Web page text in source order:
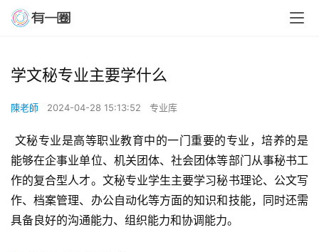
学文秘专业主要学什么
陳老師 2024-04-28 15:13:52 专业库
能够在企事业单位、机关团体、社会团体等部门从事秘书工
作的复合型人才。文秘专业学生主要学习秘书理论、公文写
作、档案管理、办公自动化等方面的知识和技能，同时还需
具备良好的沟通能力、组织能力和协调能力。